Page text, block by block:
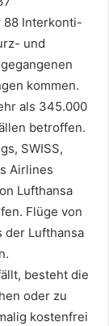
88 Interkonti-
und
kommen.
als 345.000
betroffen.
SWISS,
Airlines
Lufthansa
Flüge von
der Lufthansa
besteht die
oder zu
kostenfrei